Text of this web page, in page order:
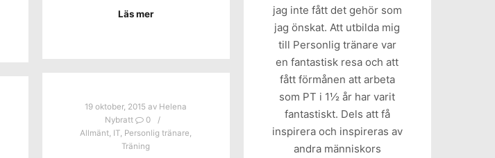
Läs mer
jag inte fått det gehör som
jag önskat. Att utbilda mig
till Personlig tränare var
en fantastisk resa och att
fått förmånen att arbeta
som PT i 1½ år har varit
fantastiskt. Dels att få
inspirera och inspireras av
andra människors
19 oktober, 2015 av Helena
Nybratt
0
Allmänt, IT, Personlig tränare,
Träning